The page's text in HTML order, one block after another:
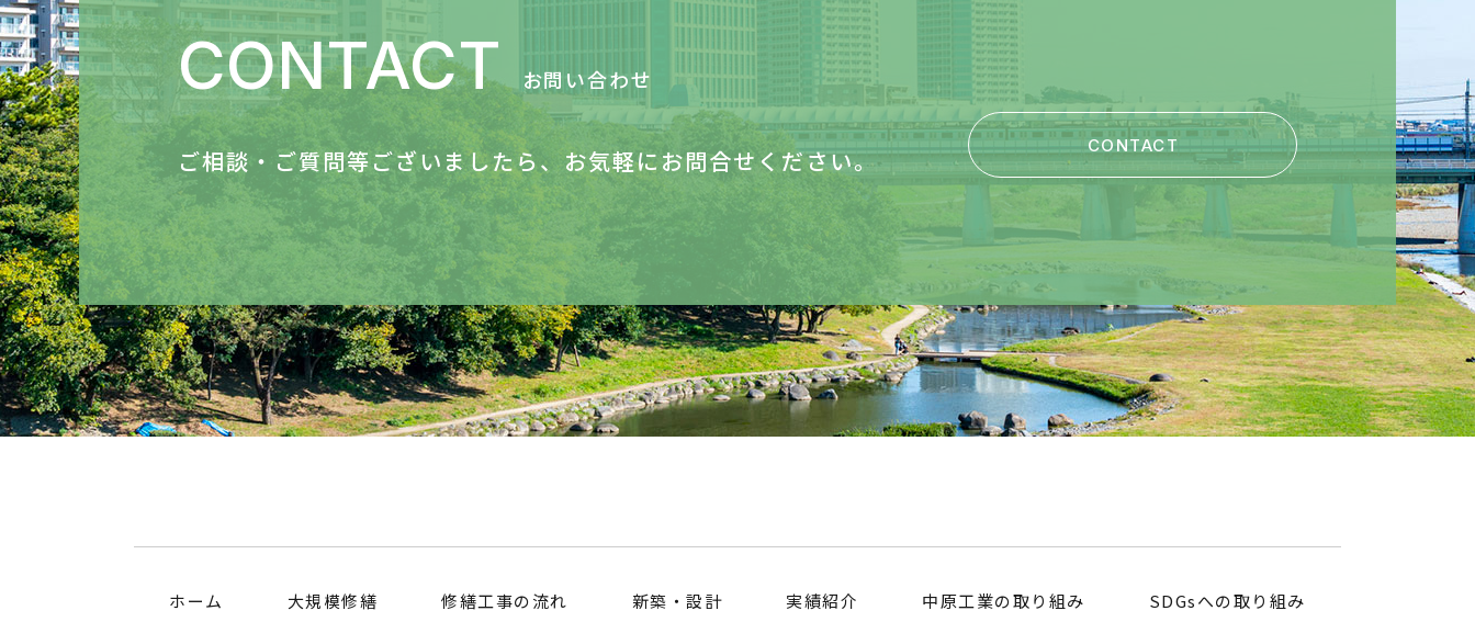
【東京支店】
〒104-0032 東京都中央区八丁堀4-10-8 第3SSビル702 TEL : 03-6228-3322 FAX : 03-6228-3285
【大阪支店】
〒540-0037 大阪府大阪市中央区内平野町2-3-5 MD内平野町ビル4階 TEL : 06-6809-1831 FAX : 06-6809-1830
【沖縄営業所】
〒901-2132 沖縄県浦添市伊祖2-16-20 メゾンラットバーラ300 TEL : 098-874-3255 FAX : 098-874-3256
CONTACT お問い合わせ
ご相談・ご質問等ございましたら、お気軽にお問合せください。 CONTACT
ホーム 大規模修繕 修繕工事の流れ 新築・設計 実績紹介 中原工業の取り組み SDGsへの取り組み